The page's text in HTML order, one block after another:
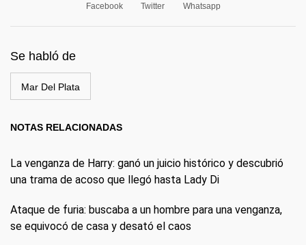
Facebook Twitter Whatsapp
Se habló de
Mar Del Plata
NOTAS RELACIONADAS
La venganza de Harry: ganó un juicio histórico y descubrió
una trama de acoso que llegó hasta Lady Di
Ataque de furia: buscaba a un hombre para una venganza,
se equivocó de casa y desató el caos